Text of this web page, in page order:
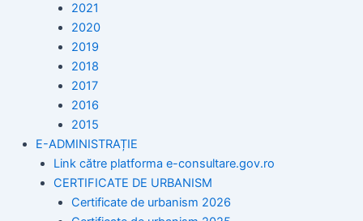
2021
2020
2019
2018
2017
2016
2015
E-ADMINISTRAȚIE
Link către platforma e-consultare.gov.ro
CERTIFICATE DE URBANISM
Certificate de urbanism 2026